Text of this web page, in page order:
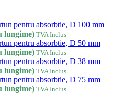
pentru absorbtie, D 100 mm
lungime) TVA Inclus
pentru absorbtie, D 50 mm
lungime) TVA Inclus
pentru absorbtie, D 38 mm
lungime) TVA Inclus
pentru absorbtie, D 75 mm
lungime) TVA Inclus